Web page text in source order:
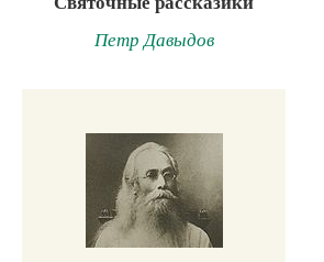
Петр Давыдов